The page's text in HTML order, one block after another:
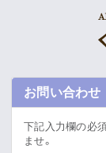
Schedule
Profile
お問い合わせ
下記入力欄の必
ませ。